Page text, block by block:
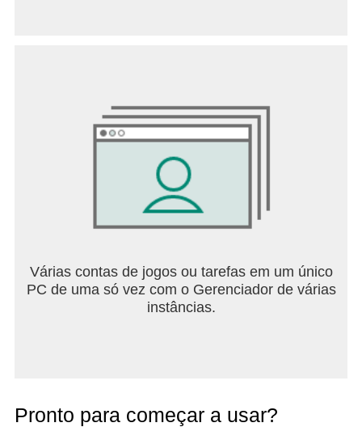
Várias contas de jogos ou tarefas em um único
PC de uma só vez com o Gerenciador de várias
instâncias.
Pronto para começar a usar?